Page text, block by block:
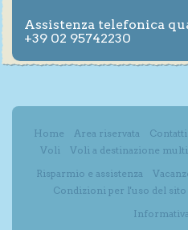
Assistenza telefonica
+39 02 95742230
Home Area riservata Contatti
Voli
Voli a destinazione
Risparmio e assistenza
Condizioni per l'uso del sito